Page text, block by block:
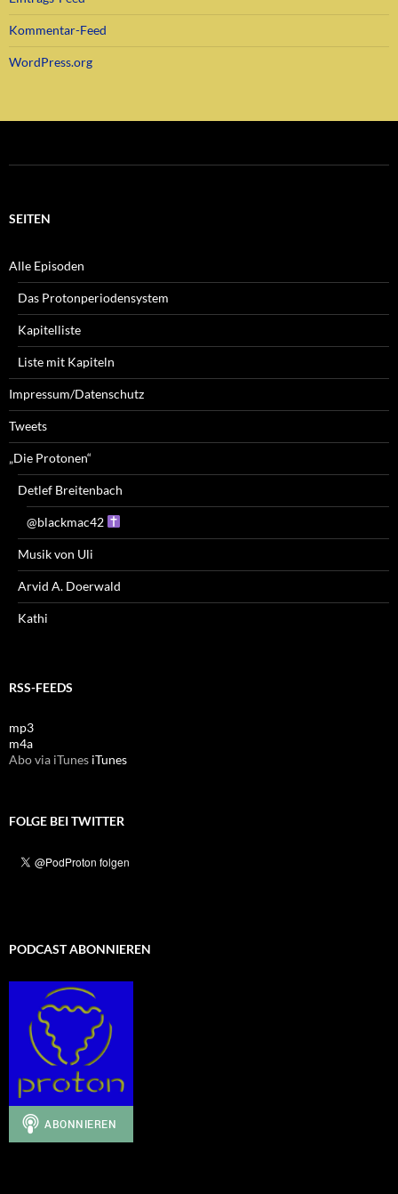
Kommentar-Feed
WordPress.org
SEITEN
Alle Episoden
Das Protonperiodensystem
Kapitelliste
Liste mit Kapiteln
Impressum/Datenschutz
Tweets
„Die Protonen“
Detlef Breitenbach
@blackmac42
Musik von Uli
Arvid A. Doerwald
Kathi
RSS-FEEDS
mp3
m4a
Abo via iTunes iTunes
FOLGE BEI TWITTER
PODCAST ABONNIEREN